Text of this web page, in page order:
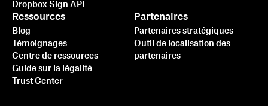
Dropbox Sign API
Ressources
Blog
Témoignages
Centre de ressources
Guide sur la légalité
Trust Center
Partenaires
Partenaires stratégiques
Outil de localisation des
partenaires